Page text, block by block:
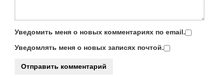
Уведомить меня о новых комментариях по email.
Уведомлять меня о новых записях почтой.